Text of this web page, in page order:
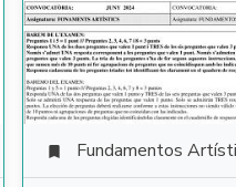
 Fundamentos